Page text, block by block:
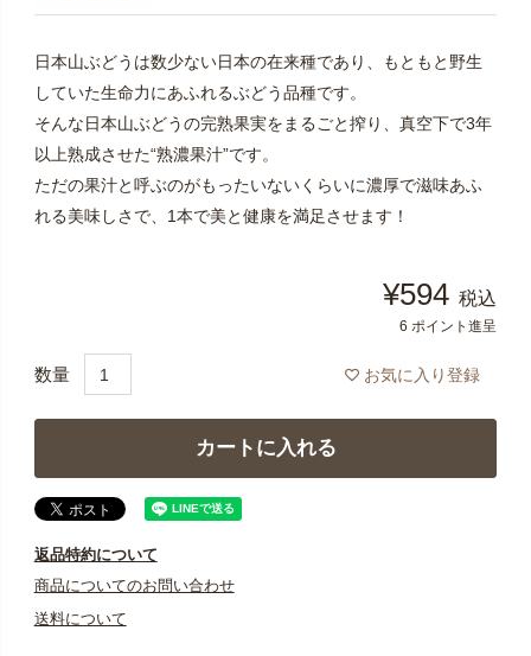
日本山ぶどうは数少ない日本の在来種であり、もともと野生
していた生命力にあふれるぶどう品種です。
そんな日本山ぶどうの完熟果実をまるごと搾り、真空下で3年
以上熟成させた“熟濃果汁”です。
ただの果汁と呼ぶのがもったいないくらいに濃厚で滋味あふ
れる美味しさで、1本で美と健康を満足させます！
¥594 税込
6 ポイント進呈
お気に入り登録
カートに入れる
返品特約について
商品についてのお問い合わせ
送料について